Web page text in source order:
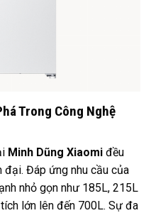
Trong Công Nghệ
Minh Dũng Xiaomi đều
đại. Đáp ứng nhu cầu của
nhỏ gọn như 185L, 215L
lớn lên đến 700L. Sự đa